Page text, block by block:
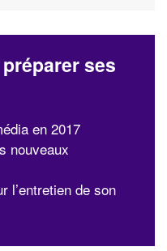
ses
en 2017
nouveaux
l’entretien de son